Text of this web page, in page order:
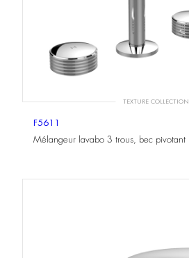
TEXTURE COLLECTION
F5611
Mélangeur lavabo 3 trous, bec pivotant